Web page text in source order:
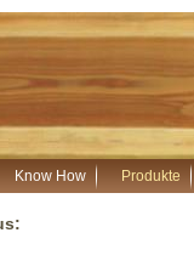
Know How Produkte